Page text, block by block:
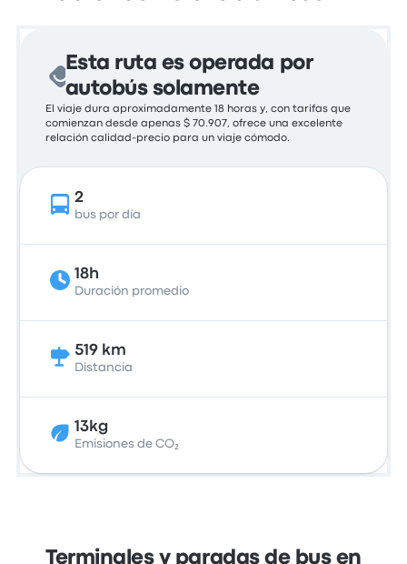
Esta ruta es operada por
autobús solamente
El viaje dura aproximadamente 18 horas y, con tarifas que
comienzan desde apenas $ 70.907, ofrece una excelente
relación calidad-precio para un viaje cómodo.
2
bus por día
18h
Duración promedio
519 km
Distancia
13kg
Emisiones de CO₂
Terminales y paradas de bus en